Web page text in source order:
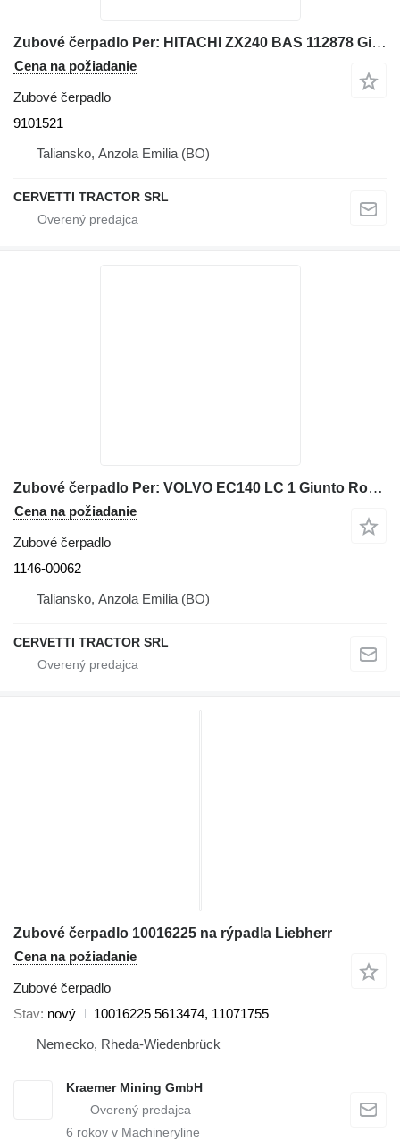
Zubové čerpadlo Per: HITACHI ZX240 BAS 112878 Giunto 9101521 na rýpadla HITACHI ZX240 BAS 112878
Cena na požiadanie
Zubové čerpadlo
9101521
Taliansko, Anzola Emilia (BO)
CERVETTI TRACTOR SRL
Zubové čerpadlo Per: VOLVO EC140 LC 1 Giunto Rotante 1146-00062 na rýpadla VOLVO EC140 LC 1, EC140, EC150, EC290, EC135B, EC160B, EC180B, EC200B, EC210B, EC240B, EC290B, EC240C, EC290C, FC3329C, FC2924C
Cena na požiadanie
Zubové čerpadlo
1146-00062
Taliansko, Anzola Emilia (BO)
CERVETTI TRACTOR SRL
Zubové čerpadlo 10016225 na rýpadla Liebherr
Cena na požiadanie
Zubové čerpadlo
Stav nový
10016225 5613474, 11071755
Nemecko, Rheda-Wiedenbrück
Kraemer Mining GmbH
6 rokov v Machineryline